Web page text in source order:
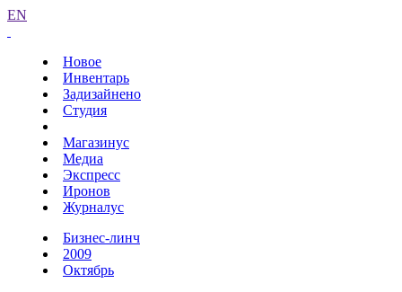
EN
Новое
Инвентарь
Задизайнено
Студия
Магазинус
Медиа
Экспресс
Иронов
Журналус
Бизнес-линч
2009
Октябрь